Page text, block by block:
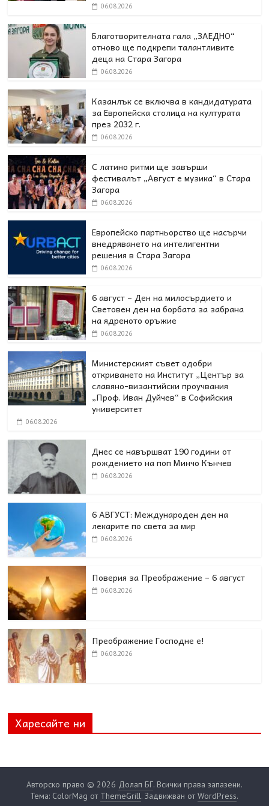
06.08.2026
Благотворителната гала „ЗАЕДНО“
отново ще подкрепи талантливите
деца на Стара Загора
06.08.2026
Казанлък се включва в кандидатурата
за Европейска столица на културата
през 2032 г.
06.08.2026
С латино ритми ще завърши
фестивалът „Август е музика“ в Стара
Загора
06.08.2026
Европейско партньорство ще насърчи
внедряването на интелигентни
решения в Стара Загора
06.08.2026
6 август – Ден на милосърдието и
Световен ден на борбата за забрана
на ядреното оръжие
06.08.2026
Министерският съвет одобри
откриването на Институт „Център за
славяно-византийски проучвания
„Проф. Иван Дуйчев“ в Софийския
университет
06.08.2026
Днес се навършват 190 години от
рождението на поп Минчо Кънчев
06.08.2026
6 АВГУСТ: Международен ден на
лекарите по света за мир
06.08.2026
Поверия за Преображение – 6 август
06.08.2026
Преображение Господне е!
06.08.2026
Харесайте ни
Авторско право © 2026 Долап БГ. Всички права запазени.
Тема: ColorMag от ThemeGrill. Задвижван отWordPress.